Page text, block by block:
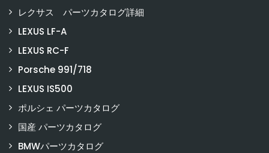
レクサス パーツカタログ詳細
LEXUS LF-A
LEXUS RC-F
Porsche 991/718
LEXUS IS500
ポルシェ パーツカタログ
国産 パーツカタログ
BMWパーツカタログ